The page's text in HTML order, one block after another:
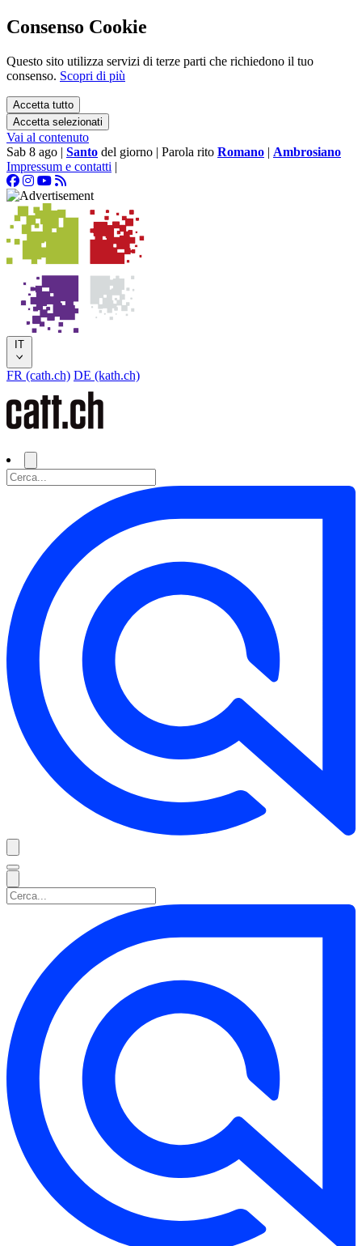
Consenso Cookie
Questo sito utilizza servizi di terze parti che richiedono il tuo
consenso. Scopri di più
Accetta tutto
Accetta selezionati
Vai al contenuto
Sab 8 ago | Santo del giorno | Parola rito Romano | Ambrosiano
Impressum e contatti |
IT
FR (cath.ch) DE (kath.ch)